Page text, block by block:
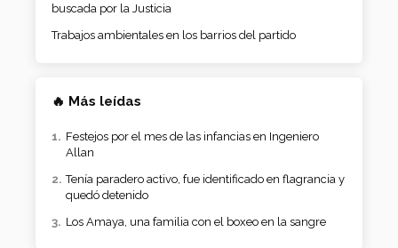
buscada por la Justicia
Trabajos ambientales en los barrios del partido
🔥 Más leídas
Festejos por el mes de las infancias en Ingeniero
Allan
Tenía paradero activo, fue identificado en flagrancia y
quedó detenido
Los Amaya, una familia con el boxeo en la sangre